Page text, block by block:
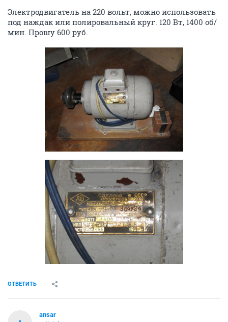
Электродвигатель на 220 вольт, можно использовать
под наждак или полировальный круг. 120 Вт, 1400 об/
мин. Прошу 600 руб.
ОТВЕТИТЬ
ansar